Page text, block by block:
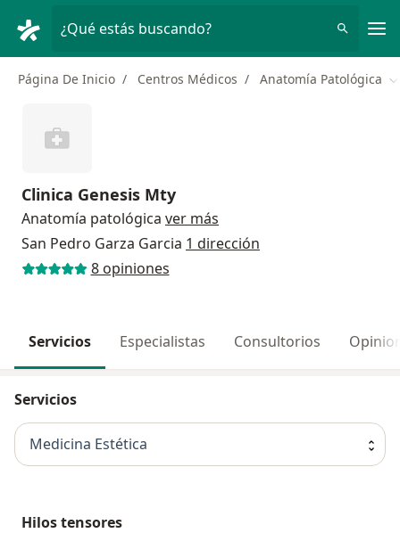
¿Qué estás buscando?
Página De Inicio Centros Médicos Anatomía Patológica
Clinica Genesis Mty
Anatomía patológica ver más
San Pedro Garza Garcia 1 dirección
8 opiniones
Servicios Especialistas Consultorios
Servicios
Medicina Estética
Hilos tensores